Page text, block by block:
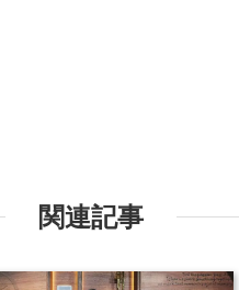
関連記事